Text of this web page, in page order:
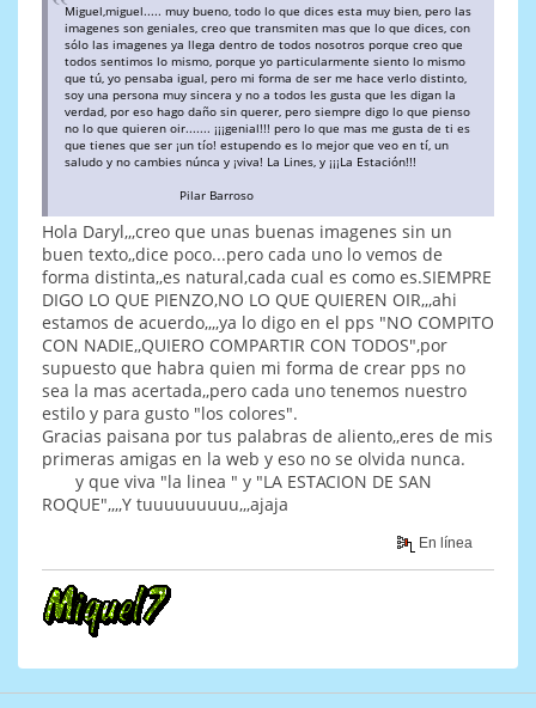
Miguel,miguel..... muy bueno, todo lo que dices esta muy bien, pero las
imagenes son geniales, creo que transmiten mas que lo que dices, con
sólo las imagenes ya llega dentro de todos nosotros porque creo que
todos sentimos lo mismo, porque yo particularmente siento lo mismo
que tú, yo pensaba igual, pero mi forma de ser me hace verlo distinto,
soy una persona muy sincera y no a todos les gusta que les digan la
verdad, por eso hago daño sin querer, pero siempre digo lo que pienso
no lo que quieren oir....... ¡¡¡genial!!! pero lo que mas me gusta de ti es
que tienes que ser ¡un tío! estupendo es lo mejor que veo en tí, un
saludo y no cambies núnca y ¡viva! La Lines, y ¡¡¡La Estación!!!
Pilar Barroso
Hola Daryl,,,creo que unas buenas imagenes sin un
buen texto,,dice poco...pero cada uno lo vemos de
forma distinta,,es natural,cada cual es como es.SIEMPRE
DIGO LO QUE PIENZO,NO LO QUE QUIEREN OIR,,,ahi
estamos de acuerdo,,,,ya lo digo en el pps "NO COMPITO
CON NADIE,,QUIERO COMPARTIR CON TODOS",por
supuesto que habra quien mi forma de crear pps no
sea la mas acertada,,pero cada uno tenemos nuestro
estilo y para gusto "los colores".
Gracias paisana por tus palabras de aliento,,eres de mis
primeras amigas en la web y eso no se olvida nunca.
y que viva "la linea " y "LA ESTACION DE SAN
ROQUE",,,,Y tuuuuuuuuu,,,ajaja
En línea